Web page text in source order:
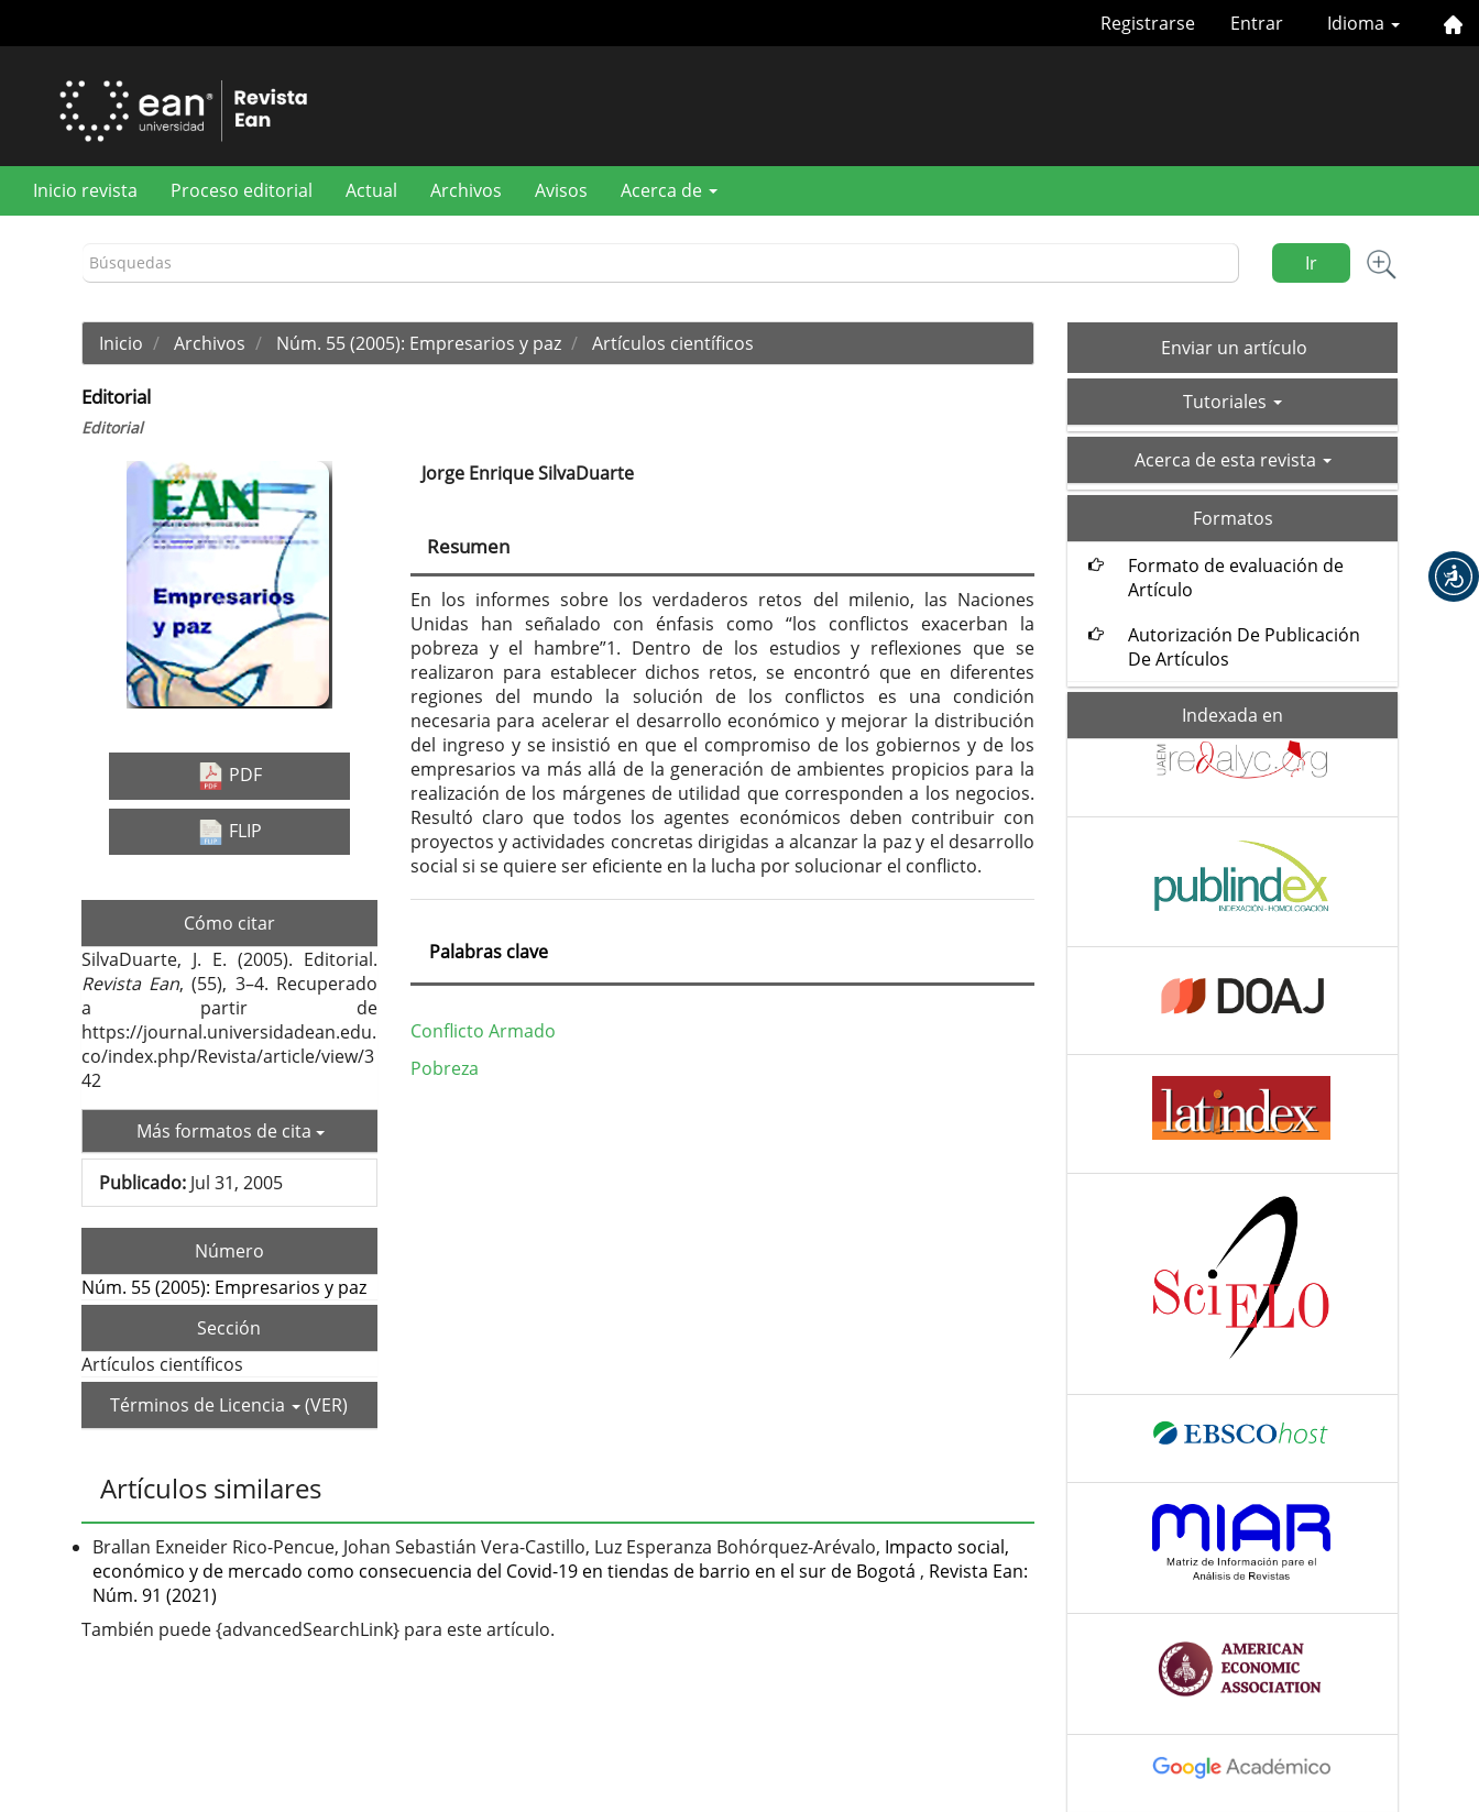
principal
Idioma
Registrarse Entrar
Inicio revista Proceso editorial Actual Archivos Avisos Acerca de
Ir
Inicio Archivos Núm. 55 (2005): Empresarios y paz Artículos científicos
Editorial
Editorial
Barra
lateral
del
artículo
PDF
FLIP
Cómo citar
SilvaDuarte, J. E. (2005). Editorial.
Revista Ean, (55), 3–4. Recuperado
a partir de
https://journal.universidadean.edu.
co/index.php/Revista/article/view/3
42
Más formatos de cita
Publicado: Jul 31, 2005
Número
Núm. 55 (2005): Empresarios y paz
Sección
Artículos científicos
Términos de Licencia
(VER)
Contenido
principal
del
artículo
Jorge Enrique SilvaDuarte
Resumen
En los informes sobre los verdaderos retos del milenio, las Naciones
Unidas han señalado con énfasis como “los conflictos exacerban la
pobreza y el hambre”1. Dentro de los estudios y reflexiones que se
realizaron para establecer dichos retos, se encontró que en diferentes
regiones del mundo la solución de los conflictos es una condición
necesaria para acelerar el desarrollo económico y mejorar la distribución
del ingreso y se insistió en que el compromiso de los gobiernos y de los
empresarios va más allá de la generación de ambientes propicios para la
realización de los márgenes de utilidad que corresponden a los negocios.
Resultó claro que todos los agentes económicos deben contribuir con
proyectos y actividades concretas dirigidas a alcanzar la paz y el desarrollo
social si se quiere ser eficiente en la lucha por solucionar el conflicto.
Palabras clave
Conflicto Armado
Pobreza
Artículos similares
Brallan Exneider Rico-Pencue, Johan Sebastián Vera-Castillo, Luz Esperanza Bohórquez-Arévalo, Impacto social,
económico y de mercado como consecuencia del Covid-19 en tiendas de barrio en el sur de Bogotá , Revista Ean:
Núm. 91 (2021)
También puede {advancedSearchLink} para este artículo.
Enviar
un
Enviar un artículo
Tutoriales
acerca-Acerca de esta revista
Formatos
Formato de evaluación de
Artículo
Autorización De Publicación
De Artículos
Indexada en